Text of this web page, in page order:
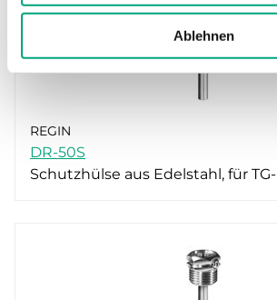
Ablehnen
REGIN
DR-50S
Schutzhülse aus Edelstahl, für